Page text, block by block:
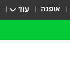
אופנה עוד